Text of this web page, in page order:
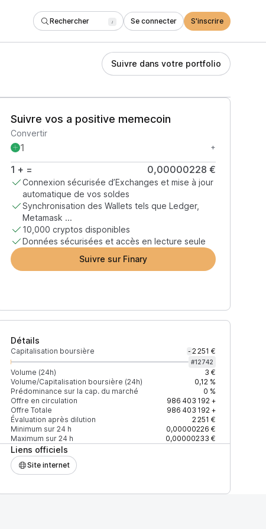
Rechercher / Se connecter S'inscrire
Suivre dans votre portfolio
Suivre vos a positive memecoin
Convertir
+
1 + = 0,00000228 €
Connexion sécurisée d’Exchanges et mise à jour
automatique de vos soldes
Synchronisation des Wallets tels que Ledger,
Metamask ...
10,000 cryptos disponibles
Données sécurisées et accès en lecture seule
Suivre sur Finary
Détails
Capitalisation boursière - 2 251 €
#12742
Volume (24h)
3 €
Volume/Capitalisation boursière (24h)
0,12 %
Prédominance sur la cap. du marché
0 %
Offre en circulation
986 403 192+
Offre Totale
986 403 192+
Évaluation après dilution
2 251 €
Minimum sur 24 h
0,00000226 €
Maximum sur 24 h
0,00000233 €
Liens officiels
Site internet
% du volume Confiance Mis à jour
100 %